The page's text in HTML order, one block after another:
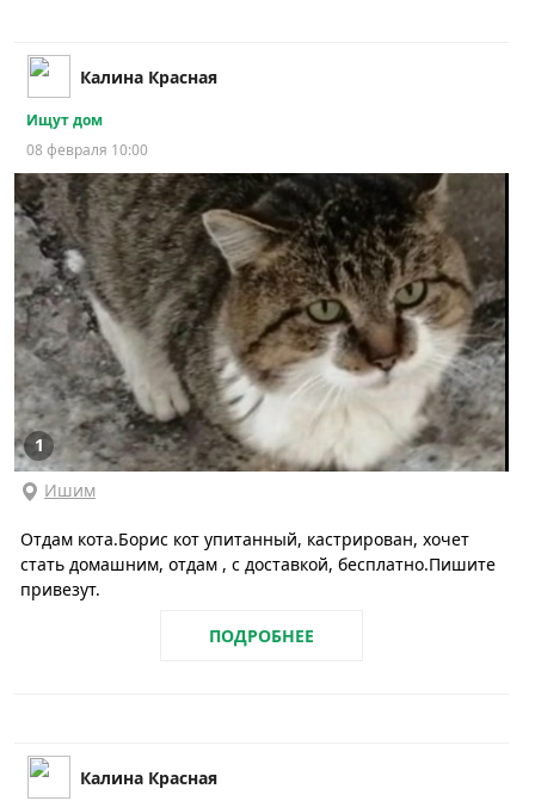
Калина Красная
Ищут дом
08 февраля 10:00
1
Ишим
Отдам кота.Борис кот упитанный, кастрирован, хочет
стать домашним, отдам , с доставкой, бесплатно.Пишите
привезут.
ПОДРОБНЕЕ
Калина Красная